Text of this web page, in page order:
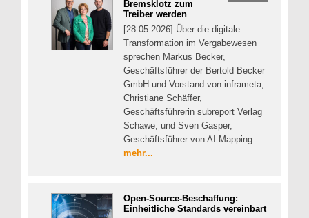
Bremsklotz zum
Treiber werden
[28.05.2026] Über die digitale
Transformation im Vergabewesen
sprechen Markus Becker,
Geschäftsführer der Bertold Becker
GmbH und Vorstand von inframeta,
Christiane Schäffer,
Geschäftsführerin subreport Verlag
Schawe, und Sven Gasper,
Geschäftsführer von AI Mapping.
mehr...
Open-Source-Beschaffung:
Einheitliche Standards vereinbart